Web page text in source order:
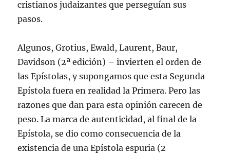
cristianos judaizantes que perseguían sus
pasos.
Algunos, Grotius, Ewald, Laurent, Baur,
Davidson (2ª edición) – invierten el orden de
las Epístolas, y supongamos que esta Segunda
Epístola fuera en realidad la Primera. Pero las
razones que dan para esta opinión carecen de
peso. La marca de autenticidad, al final de la
Epístola, se dio como consecuencia de la
existencia de una Epístola espuria (2